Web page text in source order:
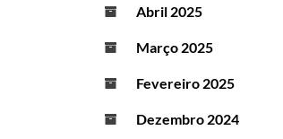
Abril 2025
Março 2025
Fevereiro 2025
Dezembro 2024